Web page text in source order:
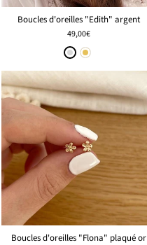
Boucles d'oreilles "Edith" argent
49,00€
Boucles d'oreilles "Flona" plaqué or